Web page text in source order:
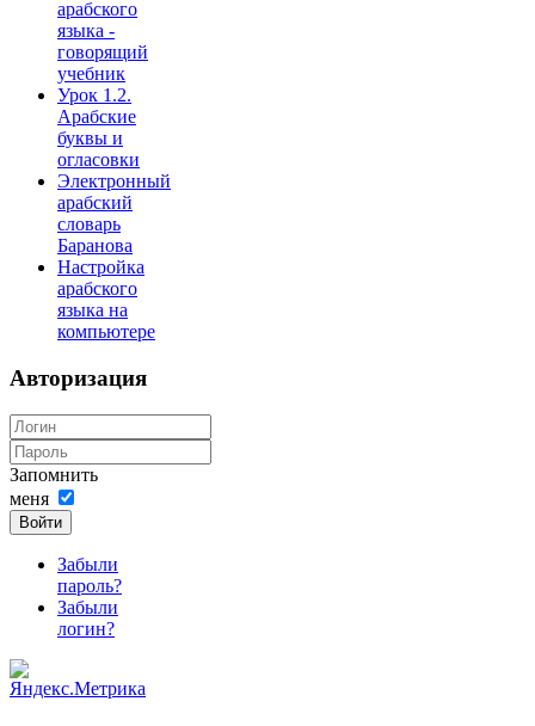
арабского
языка -
говорящий
учебник
Урок 1.2.
Арабские
буквы и
огласовки
Электронный
арабский
словарь
Баранова
Настройка
арабского
языка на
компьютере
Авторизация
Запомнить
меня
Войти
Забыли
пароль?
Забыли
логин?